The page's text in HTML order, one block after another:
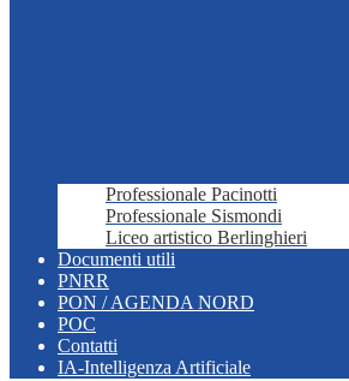
Professionale Pacinotti
Professionale Sismondi
Liceo artistico Berlinghieri
Documenti utili
PNRR
PON / AGENDA NORD
POC
Contatti
IA-Intelligenza Artificiale